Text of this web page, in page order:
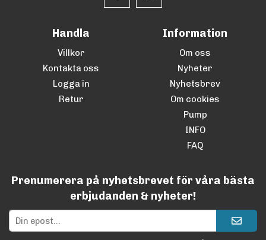
Handla
Villkor
Kontakta oss
Logga in
Retur
Information
Om oss
Nyheter
Nyhetsbrev
Om cookies
Pump
INFO
FAQ
Prenumerera på nyhetsbrevet för våra bästa
erbjudanden & nyheter!